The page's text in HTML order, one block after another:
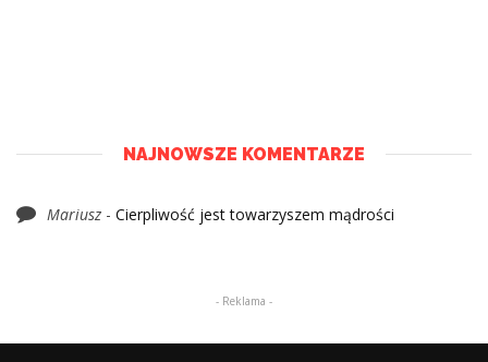
NAJNOWSZE KOMENTARZE
Mariusz - Cierpliwość jest towarzyszem mądrości
- Reklama -